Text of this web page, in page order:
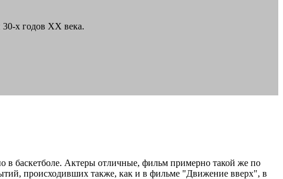
30-х годов XX века.
баскетболе. Актеры отличные, фильм примерно такой же по
происходивших также, как и в фильме "Движение вверх", в